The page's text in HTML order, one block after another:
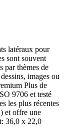
latéraux pour
sont souvent
par thèmes de
images ou
Plus de
9706 et testé
les plus récentes
et offre une
36,0 x 22,0